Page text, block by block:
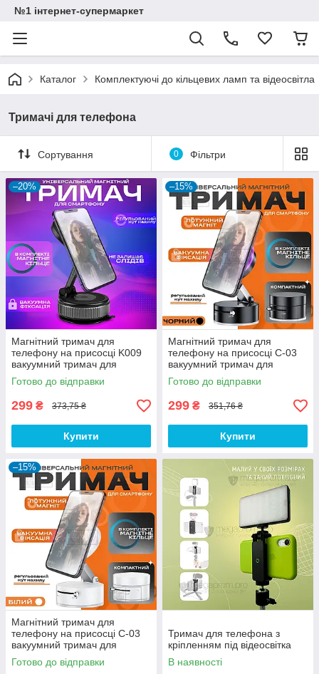
№1 інтернет-супермаркет
Каталог Комплектуючі до кільцевих ламп та відеосвітла
Тримачі для телефона
Сортування 0 Фільтри
–20%
Магнітний тримач для
телефону на присосці K009
вакуумний тримач для
телефону в машину з
магнітом MagSafe
Готово до відправки
299 ₴ 373,75 ₴
Купити
–15%
Магнітний тримач для
телефону на присосці C-03
вакуумний тримач для
телефону в машину з
магнітом - Чорний
Готово до відправки
299 ₴ 351,76 ₴
Купити
–15%
Магнітний тримач для
телефону на присосці C-03
вакуумний тримач для
телефону в машину з
магнітом - Білий
Готово до відправки
Тримач для телефона з
кріпленням під відеосвітка
В наявності